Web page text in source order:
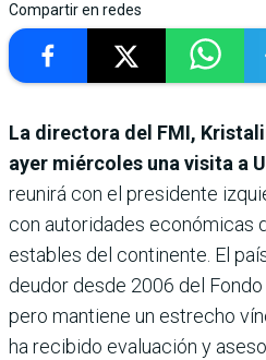
Compartir en redes
La directora del FMI,
ayer miércoles una visita a
reunirá con el presidente
con autoridades económicas
estables del continente. El
deudor desde 2006 del
pero mantiene un estrecho
ha recibido evaluación y